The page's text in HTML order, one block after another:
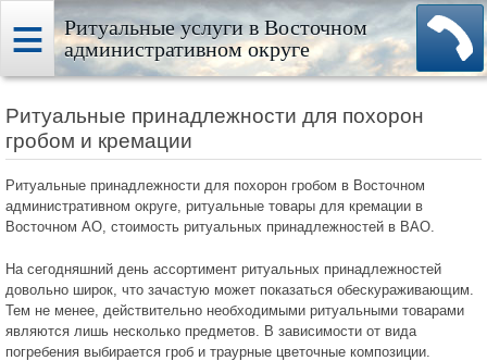
Ритуальные услуги в Восточном
административном округе
Ритуальные принадлежности для похорон
гробом и кремации
Ритуальные принадлежности для похорон гробом в Восточном
административном округе, ритуальные товары для кремации в
Восточном АО, стоимость ритуальных принадлежностей в ВАО.
На сегодняшний день ассортимент ритуальных принадлежностей
довольно широк, что зачастую может показаться обескураживающим.
Тем не менее, действительно необходимыми ритуальными товарами
являются лишь несколько предметов. В зависимости от вида
погребения выбирается гроб и траурные цветочные композиции.